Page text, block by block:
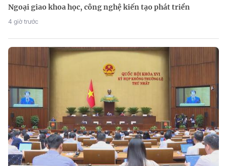
Ngoại giao khoa học, công nghệ kiến tạo phát triển
4 giờ trước